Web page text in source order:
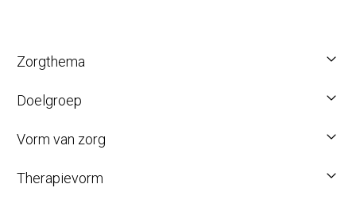
Zorgthema
Doelgroep
Vorm van zorg
Therapievorm